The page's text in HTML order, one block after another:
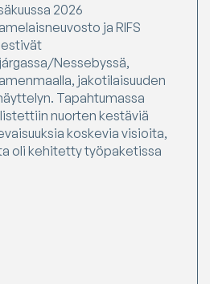
2026
ja RIFS
Nessebyssä,
jakotilaisuuden
Tapahtumassa
nuorten kestäviä
koskevia visioita,
oli kehitetty työpaketissa